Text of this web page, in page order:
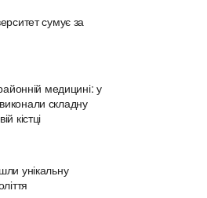
сумує за
медицині: у
складну
кістці
унікальну